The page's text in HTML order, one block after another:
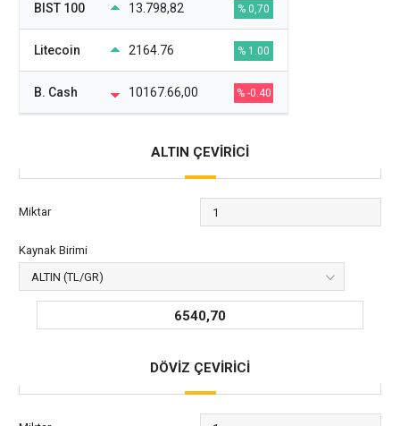
BIST 100 13.798,82 % 0,70
Litecoin 2164.76 % 1.00
B. Cash 10167.66,00 % -0.40
ALTIN ÇEVİRİCİ
Miktar
Kaynak Birimi
6540,70
DÖVİZ ÇEVİRİCİ